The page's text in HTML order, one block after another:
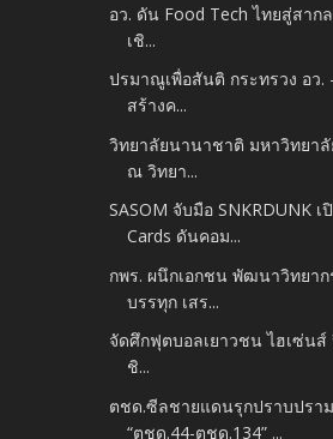
อว. ดัน Food Tech ไทยสู่สาก
เชิ...
ปรมาณูเพื่อสันติ กระทรวง อว.
สร้างค...
วิทยาลัยนานาชาติ มหาวิทยาลั
ณ วิทยา...
SASOM จับมือ SNKRDUNK
Cards ดันคอม...
กพร. ผนึกเอกชน พัฒนาวิทยา
บรรทุก เสร...
จัดศึกฟุตบอลเยาวชน ไฮเซ่นส์
ชิ...
ตชด.ซีลชายแดนรุกปราบปรา
“ตชด.44-ตชด.134” ...